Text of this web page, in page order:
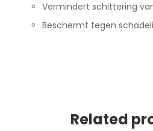
Vermindert schittering
Beschermt tegen
Related